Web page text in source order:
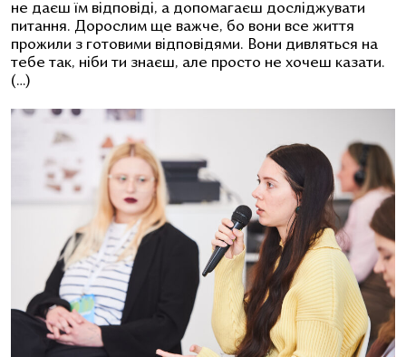
не даєш їм відповіді, а допомагаєш досліджувати
питання. Дорослим ще важче, бо вони все життя
прожили з готовими відповідями. Вони дивляться на
тебе так, ніби ти знаєш, але просто не хочеш казати.
(…)